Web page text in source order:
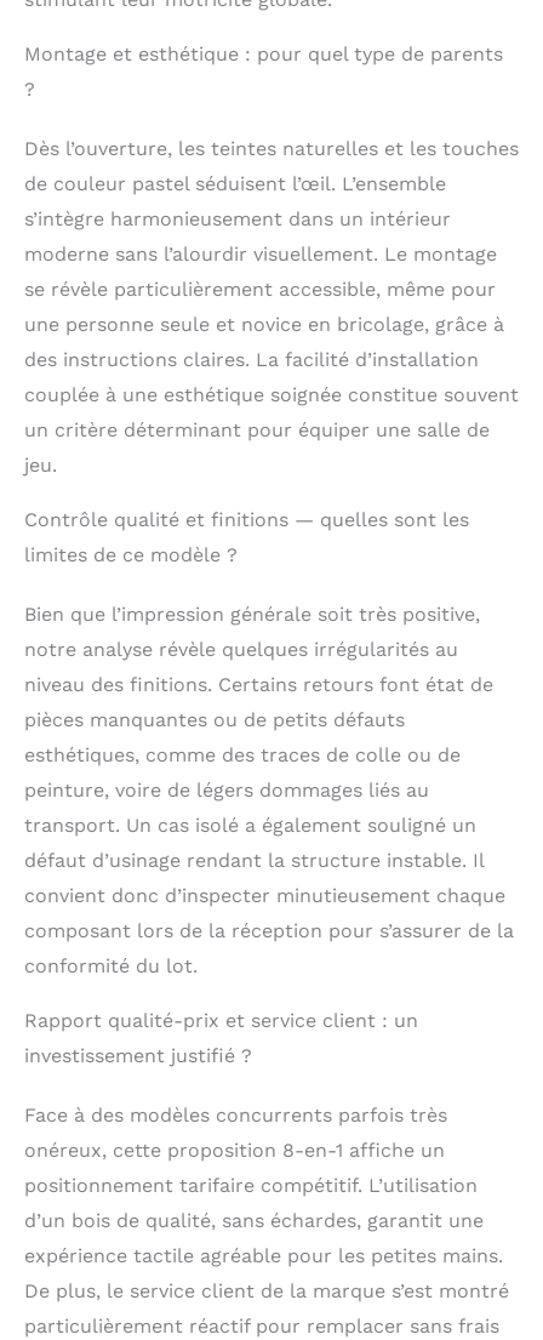
l’expérience de jeu
Bois de hêtre massif :
risque d’échardes.
Supporte jusqu’à 80
Montage et esthétique : pour quel type de parents
?
Dès l’ouverture, les teintes naturelles et les touches
de couleur pastel séduisent l’œil. L’ensemble
s’intègre harmonieusement dans un intérieur
moderne sans l’alourdir visuellement. Le montage
se révèle particulièrement accessible, même pour
une personne seule et novice en bricolage, grâce à
des instructions claires. La facilité d’installation
couplée à une esthétique soignée constitue souvent
un critère déterminant pour équiper une salle de
jeu.
Contrôle qualité et finitions — quelles sont les
limites de ce modèle ?
Bien que l’impression générale soit très positive,
notre analyse révèle quelques irrégularités au
niveau des finitions. Certains retours font état de
pièces manquantes ou de petits défauts
esthétiques, comme des traces de colle ou de
peinture, voire de légers dommages liés au
transport. Un cas isolé a également souligné un
défaut d’usinage rendant la structure instable. Il
convient donc d’inspecter minutieusement chaque
composant lors de la réception pour s’assurer de la
conformité du lot.
Rapport qualité-prix et service client : un
investissement justifié ?
Face à des modèles concurrents parfois très
onéreux, cette proposition 8-en-1 affiche un
positionnement tarifaire compétitif. L’utilisation
d’un bois de qualité, sans échardes, garantit une
expérience tactile agréable pour les petites mains.
De plus, le service client de la marque s’est montré
particulièrement réactif pour remplacer sans frais